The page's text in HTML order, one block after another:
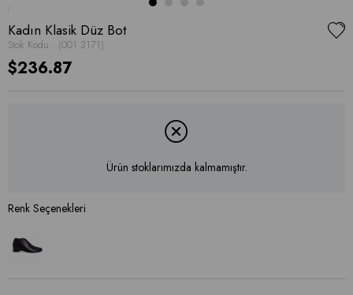
Kadın Klasik Düz Bot
Stok Kodu (001 3171)
$236.87
Ürün stoklarımızda kalmamıştır.